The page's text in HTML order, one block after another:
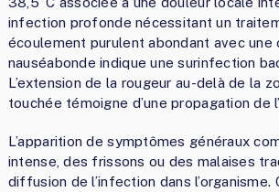
infection profonde nécessitant un
écoulement purulent abondant avec une
nauséabonde indique une surinfection
L’extension de la rougeur au-delà de la
touchée témoigne d’une propagation de
L’apparition de symptômes généraux
intense, des frissons ou des malaises
diffusion de l’infection dans l’organisme.